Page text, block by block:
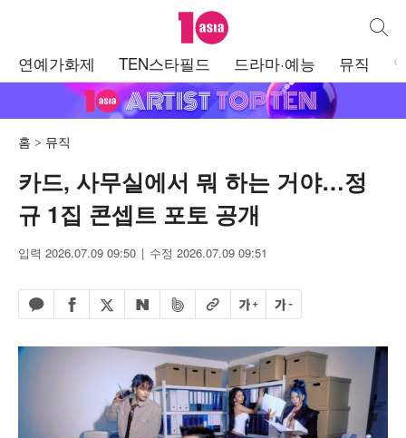
텐아시아 통합
연예가화제 TEN스타필드 드라마·예능 뮤직
홈 뮤직
카드, 사무실에서 뭐 하는 거야…정
규 1집 콘셉트 포토 공개
입력 2026.07.09 09:50 수정 2026.07.09 09:51
카카오톡 공유하기
페이스북 공유하기
엑스 공유하기
네이버 공유하기
밴드 공유하기
URL복사글자 크게글자 작게